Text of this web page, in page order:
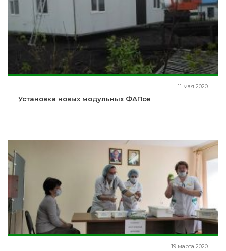
11 мая 2020
Установка новых модульных ФАПов
19 марта 2020